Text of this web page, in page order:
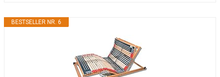
BESTSELLER NR. 6